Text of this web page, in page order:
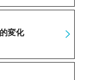
変化